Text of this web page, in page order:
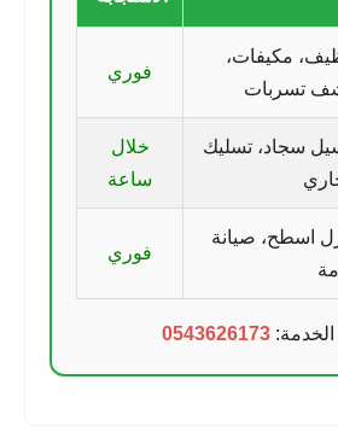
مكيفات،
تسربات
فوري
سجاد، تسليك
خلال
ساعة
صيانة
فوري
0543626173